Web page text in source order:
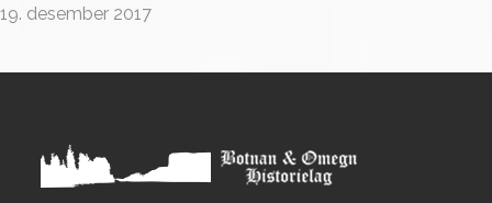
19. desember 2017